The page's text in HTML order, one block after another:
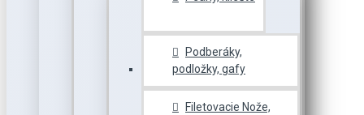
Podberáky,
podložky, gafy
Filetovacie Nože,